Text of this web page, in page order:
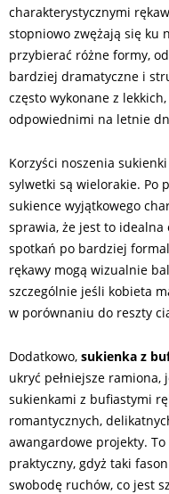
charakterystycznymi
stopniowo zwężają się ku
przybierać różne formy,
bardziej dramatyczne i
często wykonane z
odpowiednimi na letnie
Korzyści noszenia
sylwetki są wielorakie. Po
sukience wyjątkowego
sprawia, że jest to idealna
spotkań po bardziej
rękawy mogą wizualnie
szczególnie jeśli kobieta
w porównaniu do reszty
Dodatkowo, sukienka z
ukryć pełniejsze
sukienkami z bufiastymi
romantycznych,
awangardowe projekty.
praktyczny, gdyż taki
swobodę ruchów, co jest